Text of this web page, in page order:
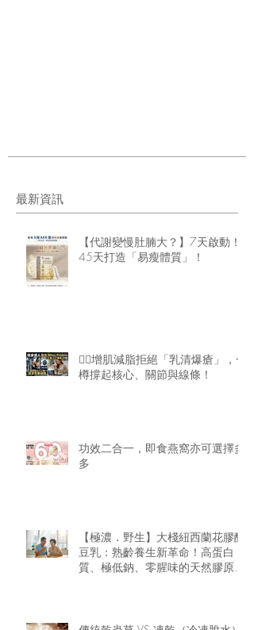
最新資訊
【代謝變慢肚腩大？】7天啟動！
45天打造「易瘦體質」！
🏋️‍♂️增肌減脂拒絕「乳清爆瘡」，一
樽撐起核心、關節與線條！
功效二合一，即食燕窩亦可選擇多
多
【極濃．野生】大棧紐西蘭花膠醇
豆乳：熟齡養生新革命！高蛋白
質、極低鈉、零腥味的天然膠原精